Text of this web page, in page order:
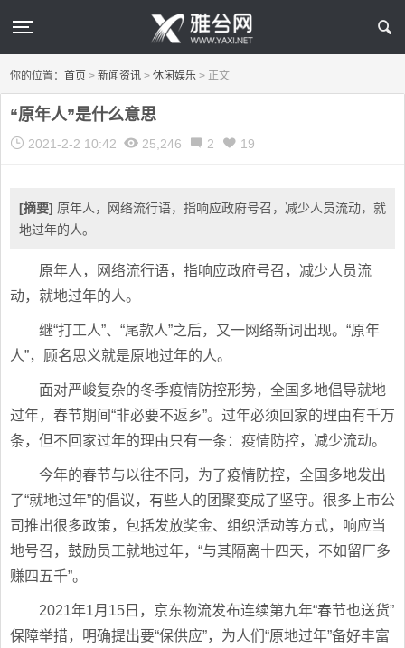
你的位置：首页 > 新闻资讯 > 休闲娱乐 > 正文
“原年人”是什么意思
2021-2-2 10:42 25,246 2 19
[摘要] 原年人，网络流行语，指响应政府号召，减少人员流动，就
地过年的人。
原年人，网络流行语，指响应政府号召，减少人员流
动，就地过年的人。
继“打工人”、“尾款人”之后，又一网络新词出现。“原年
人”，顾名思义就是原地过年的人。
面对严峻复杂的冬季疫情防控形势，全国多地倡导就地
过年，春节期间“非必要不返乡”。过年必须回家的理由有千万
条，但不回家过年的理由只有一条：疫情防控，减少流动。
今年的春节与以往不同，为了疫情防控，全国多地发出
了“就地过年”的倡议，有些人的团聚变成了坚守。很多上市公
司推出很多政策，包括发放奖金、组织活动等方式，响应当
地号召，鼓励员工就地过年，“与其隔离十四天，不如留厂多
赚四五千”。
2021年1月15日，京东物流发布连续第九年“春节也送货”
保障举措，明确提出要“保供应”，为人们“原地过年”备好丰富